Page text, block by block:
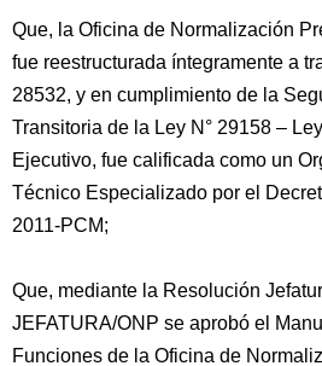
Que, la Oficina de Normalización
fue reestructurada íntegramente a
28532, y en cumplimiento de la
Transitoria de la Ley N° 29158 –
Ejecutivo, fue calificada como un
Técnico Especializado por el
2011-PCM;
Que, mediante la Resolución
JEFATURA/ONP se aprobó el
Funciones de la Oficina de